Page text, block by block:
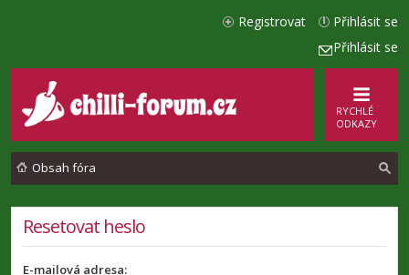
Přihlásit se
Přihlásit se
Registrovat
RYCHLÉ
ODKAZY
Obsah fóra
Resetovat heslo
E-mailová adresa: